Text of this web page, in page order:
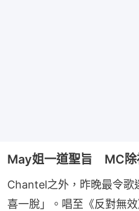
May姐一道聖旨 MC除
Chantel之外，昨晚最令歌
喜一脫」。唱至《反對無